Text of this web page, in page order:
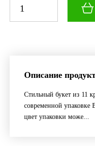
Описание
Стильный букет из 11
современной упаковке
цвет упаковки може...